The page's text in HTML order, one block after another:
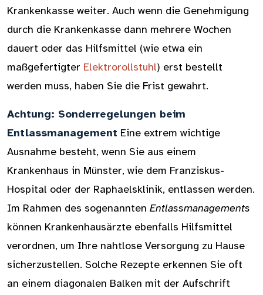
Krankenkasse weiter. Auch wenn die Genehmigung
durch die Krankenkasse dann mehrere Wochen
dauert oder das Hilfsmittel (wie etwa ein
maßgefertigter Elektrorollstuhl) erst bestellt
werden muss, haben Sie die Frist gewahrt.
Achtung: Sonderregelungen beim
Entlassmanagement Eine extrem wichtige
Ausnahme besteht, wenn Sie aus einem
Krankenhaus in Münster, wie dem Franziskus-
Hospital oder der Raphaelsklinik, entlassen werden.
Im Rahmen des sogenannten Entlassmanagements
können Krankenhausärzte ebenfalls Hilfsmittel
verordnen, um Ihre nahtlose Versorgung zu Hause
sicherzustellen. Solche Rezepte erkennen Sie oft
an einem diagonalen Balken mit der Aufschrift